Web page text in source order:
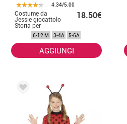
4.34/5.00
Costume da
Jessie giocattolo
Storia per
ragazza e
bambino
18.50€
6-12 M 3-4A 5-6A
AGGIUNGI